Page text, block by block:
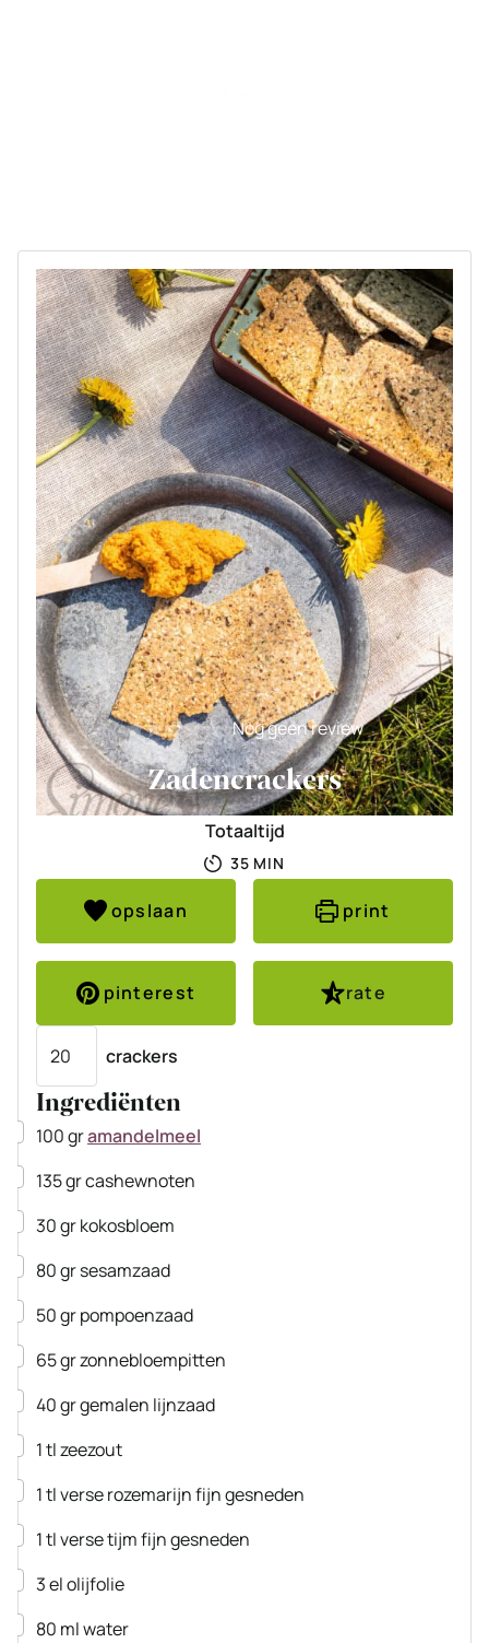
Nog geen review
Zadencrackers
Totaaltijd
35MINUTEN
MIN
opslaan print
pinterest
rate
crackers
Ingrediënten
▢
100gramandelmeel
▢
135grcashewnoten
▢
30grkokosbloem
▢
80grsesamzaad
▢
50grpompoenzaad
▢
65grzonnebloempitten
▢
40grgemalen lijnzaad
▢
1tlzeezout
▢
1tlverse rozemarijnfijn gesneden
▢
1tlverse tijmfijn gesneden
▢
3elolijfolie
▢
80 mlwater